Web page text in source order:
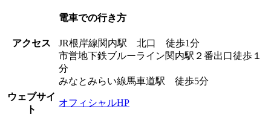
アクセス
電車での行き方
JR根岸線関内駅 北口 徒歩1分
市営地下鉄ブルーライン関内駅２番出口徒歩１
分
みなとみらい線馬車道駅 徒歩5分
ウェブサイ
ト
オフィシャルHP